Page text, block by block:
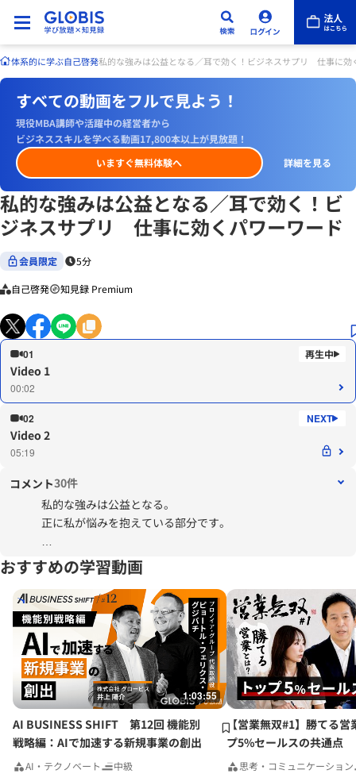
体系的に学ぶ自己啓発私的な強みは公益となる／耳で効く！ビジネスサプリ 仕事に効
すべての動画をフルで見よう！
現役MBA講師や活躍中の経営者から
ビジネススキルを学べる動画17,800本以上が見放題！
いますぐ無料体験へ
詳細を見る
私的な強みは公益となる／耳で効く！ビ
ジネスサプリ 仕事に効くパワーワード
会員限定 5分
自己啓発 知見録 Premium
01
Video 1
00:02
02
Video 2
05:19
コメント30件
私的な強みは公益となる。
正に私が悩みを抱えている部分です。
考え方は分かりすぎる程、分かる。
最初は、で？って感じで、何をしたいかすら
認識出来ていませんでした。
今は、会社の学びの支援をしていこうと思って
います。
私の強みは「学ぶのが好き」ですから。
ここまで来るのに、数年かかりました。
でもたどり着いた。
おすすめの学習動画
1:03:55
AI BUSINESS SHIFT 第12回 機能別
戦略編：AIで加速する新規事業の創出
AI・テクノベート 中級
【営業無双#1】勝てる営
プ5%セールスの共通点
思考・コミュニケーション